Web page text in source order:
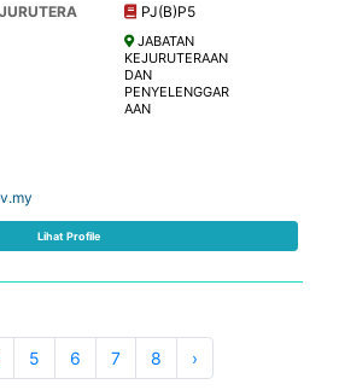
JURUTERA PJ(B)P5
JABATAN
KEJURUTERAAN
DAN
PENYELENGGAR
AAN
Lihat Profile
5 6 7 8 ›